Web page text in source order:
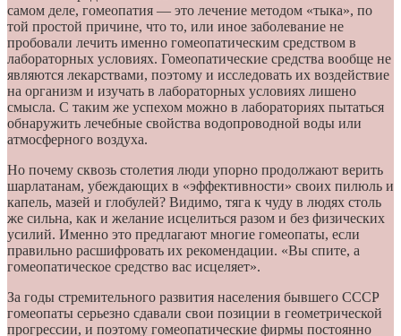
самом деле, гомеопатия — это лечение методом «тыка», по
той простой причине, что то, или иное заболевание не
пробовали лечить именно гомеопатическим средством в
лабораторных условиях. Гомеопатические средства вообще не
являются лекарствами, поэтому и исследовать их воздействие
на организм и изучать в лабораторных условиях лишено
смысла. С таким же успехом можно в лабораториях пытаться
обнаружить лечебные свойства водопроводной воды или
атмосферного воздуха.
Но почему сквозь столетия люди упорно продолжают верить
шарлатанам, убеждающих в «эффективности» своих пилюль и
капель, мазей и глобулей? Видимо, тяга к чуду в людях столь
же сильна, как и желание исцелиться разом и без физических
усилий. Именно это предлагают многие гомеопаты, если
правильно расшифровать их рекомендации. «Вы спите, а
гомеопатическое средство вас исцеляет».
За годы стремительного развития населения бывшего СССР
гомеопаты серьезно сдавали свои позиции в геометрической
прогрессии, и поэтому гомеопатические фирмы постоянно